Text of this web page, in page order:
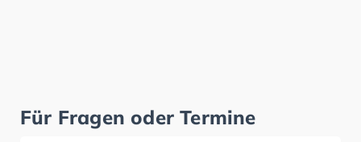
Für Fragen oder Termine